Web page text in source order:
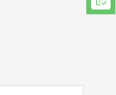
шла об одной
поэтому